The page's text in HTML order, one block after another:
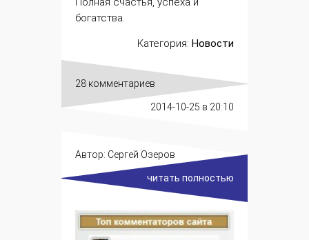
богатства.
Категория: Новости
28 комментариев
2014-10-25 в 20:10
Автор: Сергей Озеров
читать полностью